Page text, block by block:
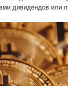
дивидендов или